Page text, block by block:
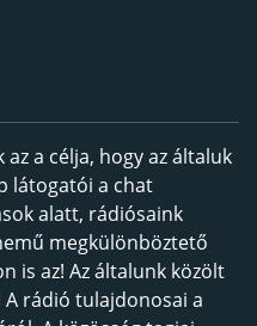
a célja, hogy az általuk
látogatói a chat
alatt, rádiósaink
megkülönböztető
is az! Az általunk közölt
rádió tulajdonosai a